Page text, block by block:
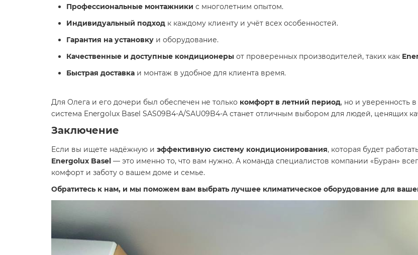
Профессиональные монтажники с многолетним опытом.
Индивидуальный подход к каждому клиенту и учёт всех особенностей.
Гарантия на установку и оборудование.
Качественные и доступные кондиционеры от проверенных производителей, таких как
Быстрая доставка и монтаж в удобное для клиента время.
Для Олега и его дочери был обеспечен не только комфорт в летний период, но и уверенность
система Energolux Basel SAS09B4-A/SAU09B4-A станет отличным выбором для людей, ценящих
Заключение
Если вы ищете надёжную и эффективную систему кондиционирования, которая будет
Energolux Basel — это именно то, что вам нужно. А команда специалистов компании «Буран»
комфорт и заботу о вашем доме и семье.
Обратитесь к нам, и мы поможем вам выбрать лучшее климатическое оборудование для